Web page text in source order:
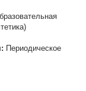
Периодическое